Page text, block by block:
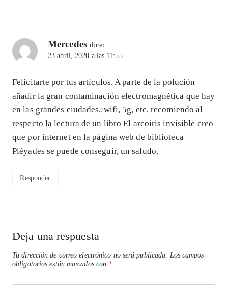
Mercedes dice:
23 abril, 2020 a las 11:55
Felicitarte por tus artículos. A parte de la polución
añadir la gran contaminación electromagnética que hay
en las grandes ciudades,:wifi, 5g, etc, recomiendo al
respecto la lectura de un libro El arcoiris invisible creo
que por internet en la página web de biblioteca
Pléyades se puede conseguir, un saludo.
Responder
Deja una respuesta
Tu dirección de correo electrónico no será publicada.
Los campos
obligatorios están marcados con *